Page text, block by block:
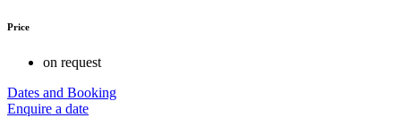
Price
on request
Dates and Booking
Enquire a date